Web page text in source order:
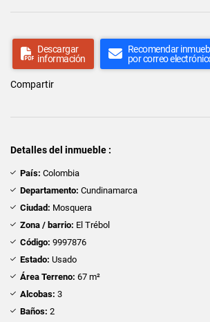
Descargar
información
Recomendar
por correo
Compartir
Detalles del inmueble :
País: Colombia
Departamento: Cundinamarca
Ciudad: Mosquera
Zona / barrio: El Trébol
Código: 9997876
Estado: Usado
Área Terreno: 67 m²
Alcobas: 3
Baños: 2